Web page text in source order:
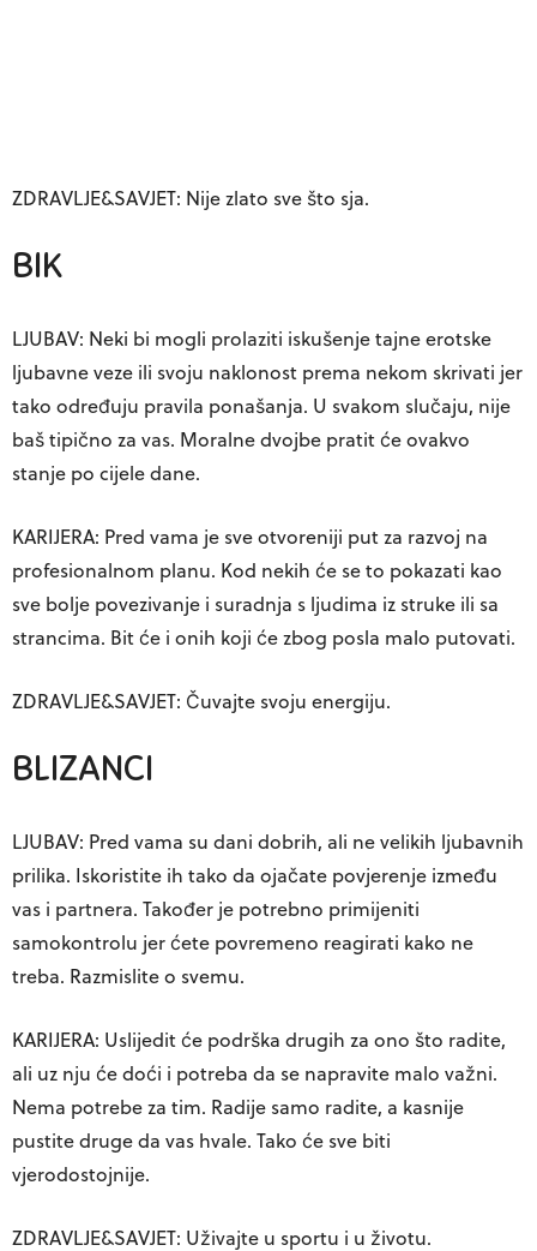
ZDRAVLJE&SAVJET: Nije zlato sve što sja.
BIK
LJUBAV: Neki bi mogli prolaziti iskušenje tajne erotske
ljubavne veze ili svoju naklonost prema nekom skrivati jer
tako određuju pravila ponašanja. U svakom slučaju, nije
baš tipično za vas. Moralne dvojbe pratit će ovakvo
stanje po cijele dane.
KARIJERA: Pred vama je sve otvoreniji put za razvoj na
profesionalnom planu. Kod nekih će se to pokazati kao
sve bolje povezivanje i suradnja s ljudima iz struke ili sa
strancima. Bit će i onih koji će zbog posla malo putovati.
ZDRAVLJE&SAVJET: Čuvajte svoju energiju.
BLIZANCI
LJUBAV: Pred vama su dani dobrih, ali ne velikih ljubavnih
prilika. Iskoristite ih tako da ojačate povjerenje između
vas i partnera. Također je potrebno primijeniti
samokontrolu jer ćete povremeno reagirati kako ne
treba. Razmislite o svemu.
KARIJERA: Uslijedit će podrška drugih za ono što radite,
ali uz nju će doći i potreba da se napravite malo važni.
Nema potrebe za tim. Radije samo radite, a kasnije
pustite druge da vas hvale. Tako će sve biti
vjerodostojnije.
ZDRAVLJE&SAVJET: Uživajte u sportu i u životu.